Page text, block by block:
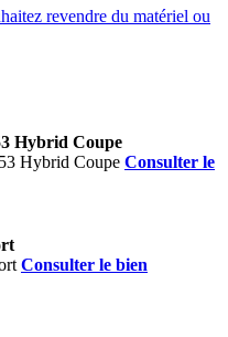
Hybrid Coupe
Consulter le
Consulter le bien